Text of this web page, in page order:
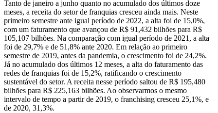
Tanto de janeiro a junho quanto no acumulado dos últimos doze
meses, a receita do setor de franquias cresceu ainda mais. Neste
primeiro semestre ante igual período de 2022, a alta foi de 15,0%,
com um faturamento que avançou de R$ 91,432 bilhões para R$
105,107 bilhões. Na comparação com igual período de 2021, a alta
foi de 29,7% e de 51,8% ante 2020. Em relação ao primeiro
semestre de 2019, antes da pandemia, o crescimento foi de 24,2%.
Já no acumulado dos últimos 12 meses, a alta do faturamento das
redes de franquias foi de 15,2%, ratificando o crescimento
sustentável do setor. A receita nesse período saltou de R$ 195,480
bilhões para R$ 225,163 bilhões. Ao observarmos o mesmo
intervalo de tempo a partir de 2019, o franchising cresceu 25,1%, e
de 2020, 31,3%.